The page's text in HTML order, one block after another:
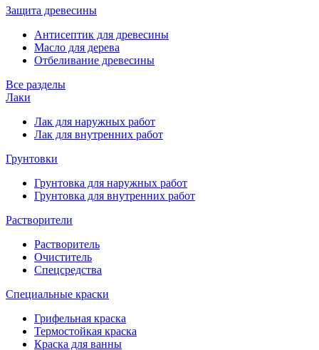
Защита древесины
Антисептик для древесины
Масло для дерева
Отбеливание древесины
Все разделы
Лаки
Лак для наружных работ
Лак для внутренних работ
Грунтовки
Грунтовка для наружных работ
Грунтовка для внутренних работ
Растворители
Растворитель
Очиститель
Спецсредства
Специальные краски
Грифельная краска
Термостойкая краска
Краска для ванны